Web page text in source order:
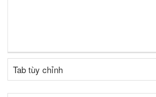
Tab tùy chỉnh